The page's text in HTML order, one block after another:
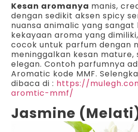
Kesan aromanya manis,
dengan sedikit aksen spicy
nuansa animalic yang sangat
kekayaan aroma yang
cocok untuk parfum dengan
meninggalkan kesan mature,
elegan. Contoh parfumnya
Aromatic kode MMF.
dibaca di : https://
aromtic-mmf/
Jasmine